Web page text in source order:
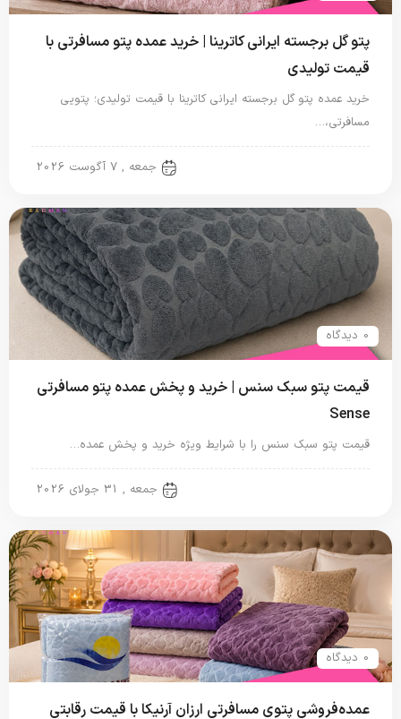
پتو گل برجسته ایرانی کاترینا | خرید عمده پتو مسافرتی با
قیمت تولیدی
خرید عمده پتو گل برجسته ایرانی کاترینا با قیمت تولیدی؛ پتویی
مسافرتی،…
جمعه , 7 آگوست 2026
0 دیدگاه
قیمت پتو سبک سنس | خرید و پخش عمده پتو مسافرتی
Sense
قیمت پتو سبک سنس را با شرایط ویژه خرید و پخش عمده…
جمعه , 31 جولای 2026
0 دیدگاه
عمده‌فروشی پتوی مسافرتی ارزان آرنیکا با قیمت رقابتی